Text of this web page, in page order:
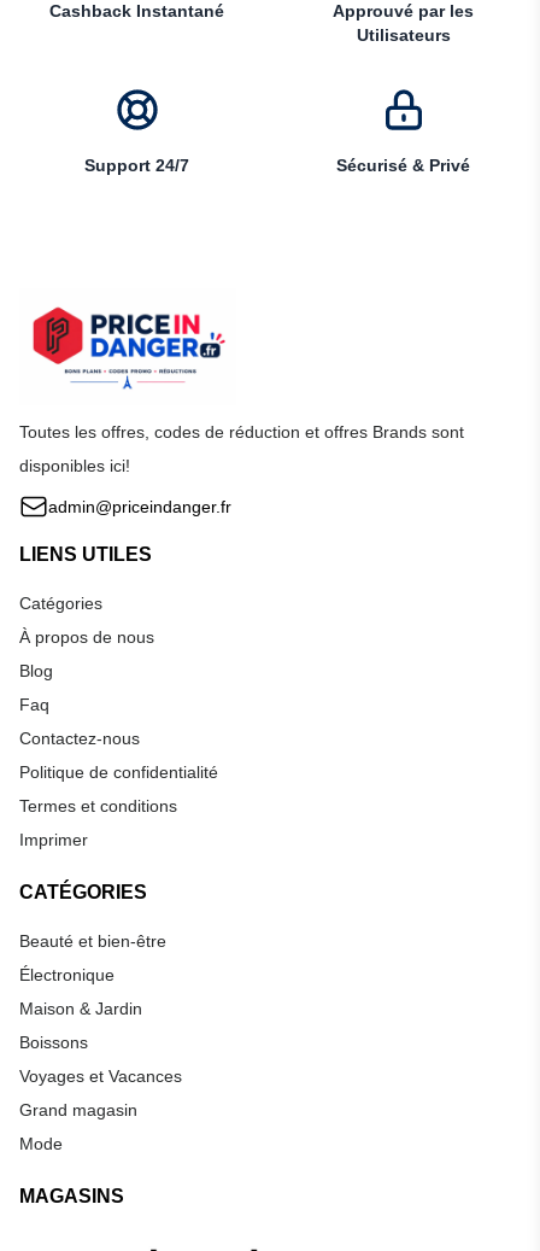
Cashback Instantané
Approuvé par les
Utilisateurs
Support 24/7 Sécurisé & Privé
Toutes les offres, codes de réduction et offres Brands sont
disponibles ici!
admin@priceindanger.fr
LIENS UTILES
Catégories
À propos de nous
Blog
Faq
Contactez-nous
Politique de confidentialité
Termes et conditions
Imprimer
CATÉGORIES
Beauté et bien-être
Électronique
Maison & Jardin
Boissons
Voyages et Vacances
Grand magasin
Mode
MAGASINS